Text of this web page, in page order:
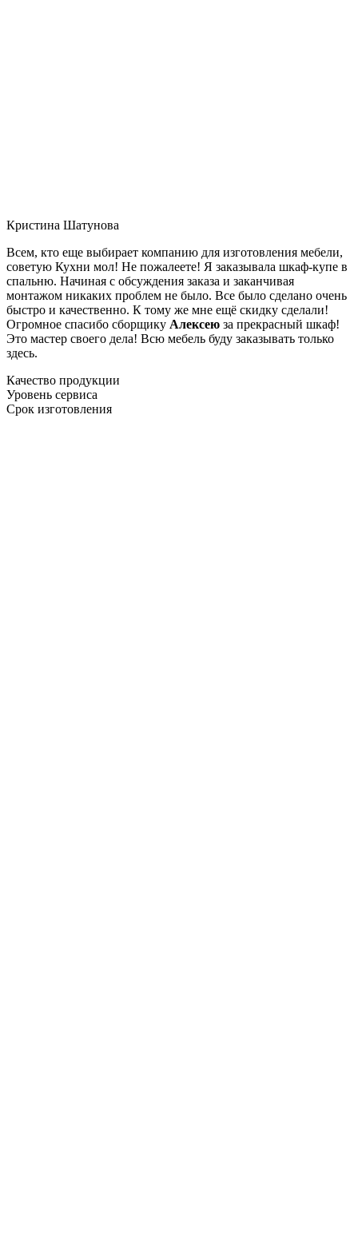
Кристина Шатунова
Всем, кто еще выбирает компанию для изготовления мебели,
советую Кухни мол! Не пожалеете! Я заказывала шкаф-купе в
спальню. Начиная с обсуждения заказа и заканчивая
монтажом никаких проблем не было. Все было сделано очень
быстро и качественно. К тому же мне ещё скидку сделали!
Огромное спасибо сборщику Алексею за прекрасный шкаф!
Это мастер своего дела! Всю мебель буду заказывать только
здесь.
Качество продукции
Уровень сервиса
Срок изготовления